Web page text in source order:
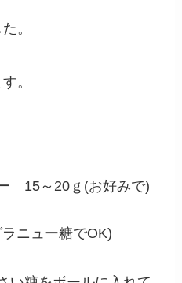
。
。
15～20ｇ(お好みで)
ニュー糖でOK)